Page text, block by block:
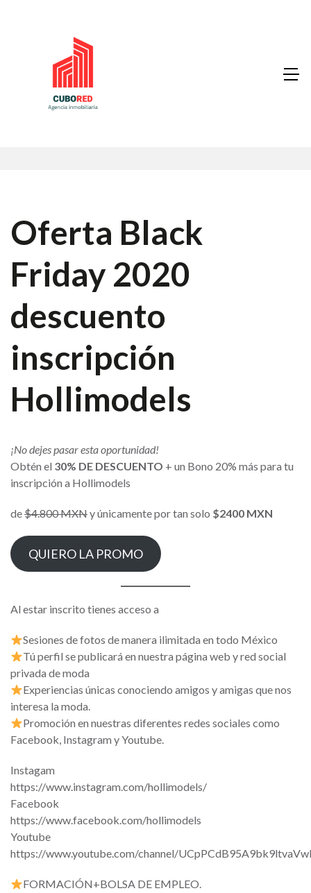
Oferta Black
Friday 2020
descuento
inscripción
Hollimodels
¡No dejes pasar esta oportunidad!
Obtén el 30% DE DESCUENTO + un Bono 20% más para tu
inscripción a Hollimodels
de$4.800 MXNy únicamente por tan solo $2400 MXN
QUIERO LA PROMO
Al estar inscrito tienes acceso a
Sesiones de fotos de manera ilimitada en todo México
Tú perfil se publicará en nuestra página web y red social
privada de moda
Experiencias únicas conociendo amigos y amigas que nos
interesa la moda.
Promoción en nuestras diferentes redes sociales como
Facebook, Instagram y Youtube.
Instagam
https://www.instagram.com/hollimodels/
Facebook
https://www.facebook.com/hollimodels
Youtube
https://www.youtube.com/channel/
FORMACIÓN+BOLSA DE EMPLEO.